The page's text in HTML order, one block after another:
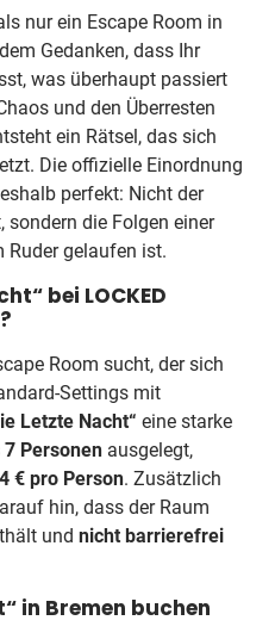
nur ein Escape Room in
Gedanken, dass Ihr
was überhaupt passiert
und den Überresten
ein Rätsel, das sich
Die offizielle Einordnung
perfekt: Nicht der
die Folgen einer
Ruder gelaufen ist.
bei LOCKED
Room sucht, der sich
Settings mit
Letzte Nacht“ eine starke
7 Personen ausgelegt,
€ pro Person. Zusätzlich
hin, dass der Raum
und nicht barrierefrei
in Bremen buchen